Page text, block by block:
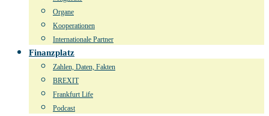
Organe
Kooperationen
Internationale Partner
Finanzplatz
Zahlen, Daten, Fakten
BREXIT
Frankfurt Life
Podcast